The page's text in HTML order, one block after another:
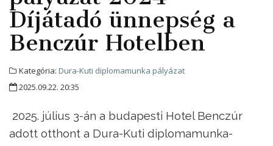
Díjátadó ünnepség a
Benczúr Hotelben
Kategória: Dura-Kuti diplomamunka pályázat
2025.09.22. 20:35
2025. július 3-án a budapesti Hotel Benczúr
adott otthont a Dura-Kuti diplomamunka-